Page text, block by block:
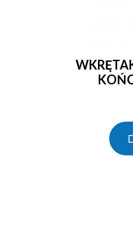
WKRĘTAK Z GRZECHOTKĄ + 12SZT